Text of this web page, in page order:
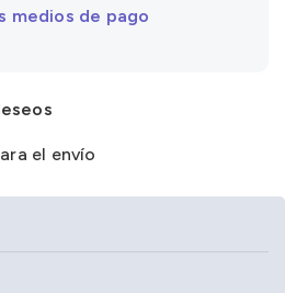
medios de pago
el envío